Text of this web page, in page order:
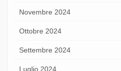
Novembre 2024
Ottobre 2024
Settembre 2024
Luglio 2024